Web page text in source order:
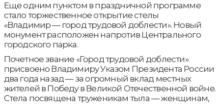
Еще одним пунктом в праздничной программе
стало торжественное открытие стелы
«Владимир — город трудовой доблести». Новый
монумент расположен напротив Центрального
городского парка.
Почетное звание «Город трудовой доблести»
присвоено Владимиру Указом Президента России
два года назад — за огромный вклад местных
жителей в Победу в Великой Отечественной войне.
Стела посвящена труженикам тыла — женщинам,